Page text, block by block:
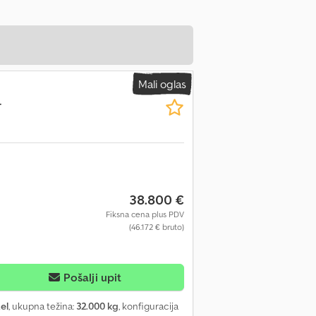
Mali oglas
38.800 €
Fiksna cena plus PDV
(46.172 € bruto)
Pošalji upit
, ukupna težina: 32.000 kg, konfiguracija